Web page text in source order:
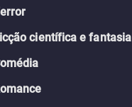
científica e fantasia